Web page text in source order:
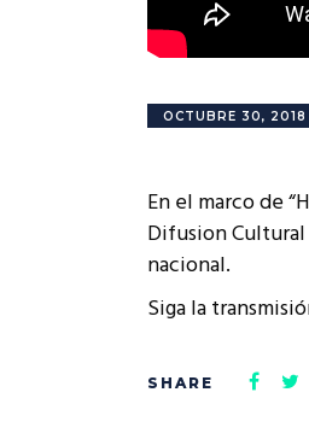
OCTUBRE 30, 2018
En el marco de
Difusion Cultural
nacional.
Siga la